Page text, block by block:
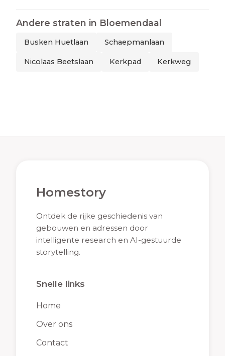
Andere straten in Bloemendaal
Busken Huetlaan Schaepmanlaan
Nicolaas Beetslaan Kerkpad Kerkweg
Homestory
Ontdek de rijke geschiedenis van
gebouwen en adressen door
intelligente research en AI-gestuurde
storytelling.
Snelle links
Home
Over ons
Contact